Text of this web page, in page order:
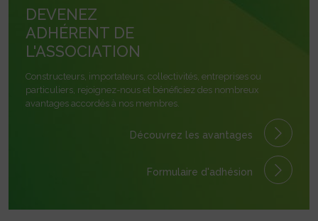
DEVENEZ
ADHÉRENT DE
L'ASSOCIATION
Constructeurs, importateurs, collectivités, entreprises ou
particuliers, rejoignez-nous et bénéficiez des nombreux
avantages accordés à nos membres.
Découvrez les avantages
Formulaire d'adhésion